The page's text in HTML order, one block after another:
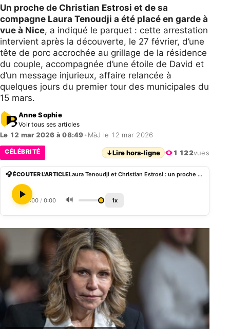
Un proche de Christian Estrosi et de sa
compagne Laura Tenoudji a été placé en garde à
vue à Nice, a indiqué le parquet : cette arrestation
intervient après la découverte, le 27 février, d’une
tête de porc accrochée au grillage de la résidence
du couple, accompagnée d’une étoile de David et
d’un message injurieux, affaire relancée à
quelques jours du premier tour des municipales du
15 mars.
Anne Sophie
Voir tous ses articles
Le 12 mar 2026 à 08:49• MàJ le 12 mar 2026
CÉLÉBRITÉ ↓Lire hors-ligne 1 122vues
🎧 ÉCOUTER L'ARTICLE Laura Tenoudji et Christian Estrosi : un proche interpellé après la tête de porc retrouvée devant leur domicile
0:00 / 0:00 🔊 1x